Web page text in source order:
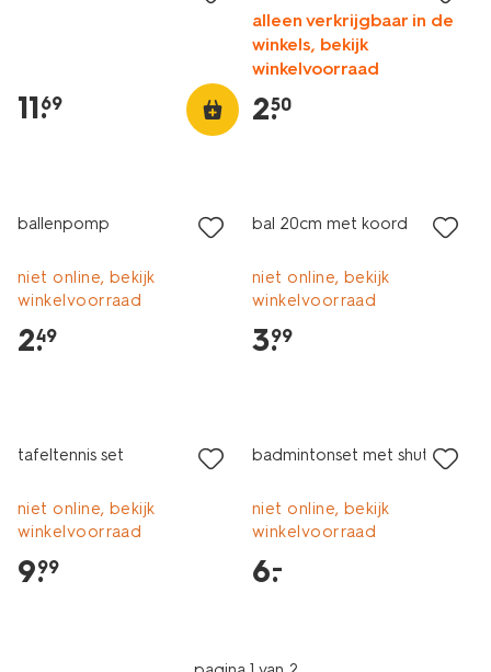
11.
69
alleen verkrijgbaar in de
winkels, bekijk
winkelvoorraad
2.
50
ballenpomp
niet online, bekijk
winkelvoorraad
2.
49
bal 20cm met koord
niet online, bekijk
winkelvoorraad
3.
99
tafeltennis set
niet online, bekijk
winkelvoorraad
9.
99
badmintonset met shuttles
niet online, bekijk
winkelvoorraad
6.
–